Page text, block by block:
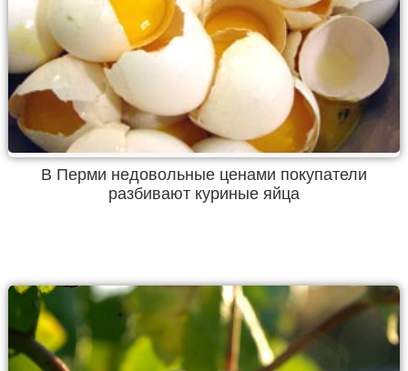
В Перми недовольные ценами покупатели
разбивают куриные яйца